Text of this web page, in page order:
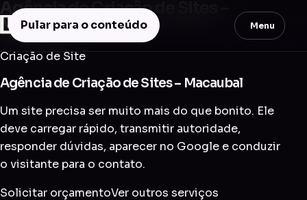
Pular para o conteúdo Menu
Agência de Criação de Sites –
Macaubal
Criação de Site
Agência de Criação de Sites – Macaubal
Um site precisa ser muito mais do que bonito. Ele
deve carregar rápido, transmitir autoridade,
responder dúvidas, aparecer no Google e conduzir
o visitante para o contato.
Solicitar orçamentoVer outros serviços